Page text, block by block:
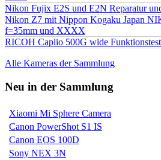
Nikon Fujix E2S und E2N Reparatur
Nikon Z7 mit Nippon Kogaku Japan
f=35mm und XXXX
RICOH Caplio 500G wide
Alle Kameras der Sammlung
Neu in der Sammlung
Xiaomi Mi Sphere Camera
Canon PowerShot S1 IS
Canon EOS 100D
Sony NEX 3N